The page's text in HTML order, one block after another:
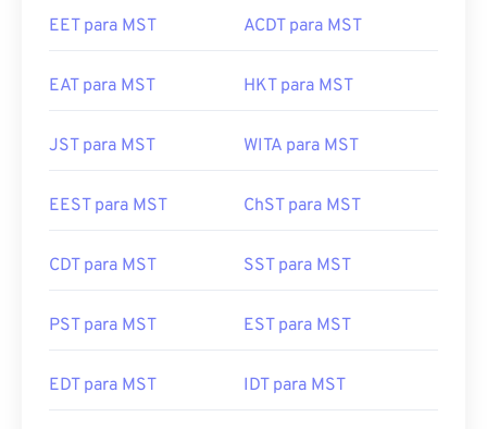
EET para MST ACDT para MST
EAT para MST HKT para MST
JST para MST WITA para MST
EEST para MST ChST para MST
CDT para MST SST para MST
PST para MST EST para MST
EDT para MST IDT para MST